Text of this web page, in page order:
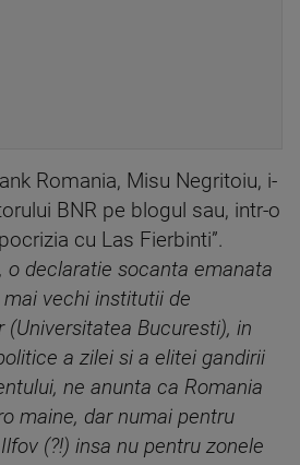
Romania, Misu Negritoiu, i-
BNR pe blogul sau, intr-o
cu Las Fierbinti”.
o declaratie socanta emanata
vechi institutii de
Bucuresti), in
a zilei si a elitei gandirii
ne anunta ca Romania
maine, dar numai pentru
(?!) insa nu pentru zonele